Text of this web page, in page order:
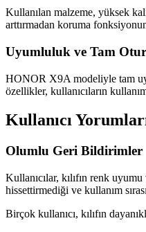
Kullanılan malzeme, yüksek
arttırmadan koruma
Uyumluluk ve Tam
HONOR X9A modeliyle tam
özellikler, kullanıcıların
Kullanıcı
Olumlu Geri Bildirimler
Kullanıcılar, kılıfın renk
hissettirmediği ve kullanım
Birçok kullanıcı, kılıfın